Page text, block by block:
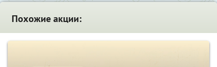
Похожие акции: